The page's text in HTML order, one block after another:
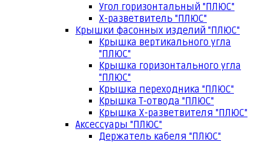
Угол горизонтальный "ПЛЮС"
Х-разветвитель "ПЛЮС"
Крышки фасонных изделий "ПЛЮС"
Крышка вертикального угла
"ПЛЮС"
Крышка горизонтального угла
"ПЛЮС"
Крышка переходника "ПЛЮС"
Крышка Т-отвода "ПЛЮС"
Крышка Х-разветвителя "ПЛЮС"
Аксессуары "ПЛЮС"
Держатель кабеля "ПЛЮС"